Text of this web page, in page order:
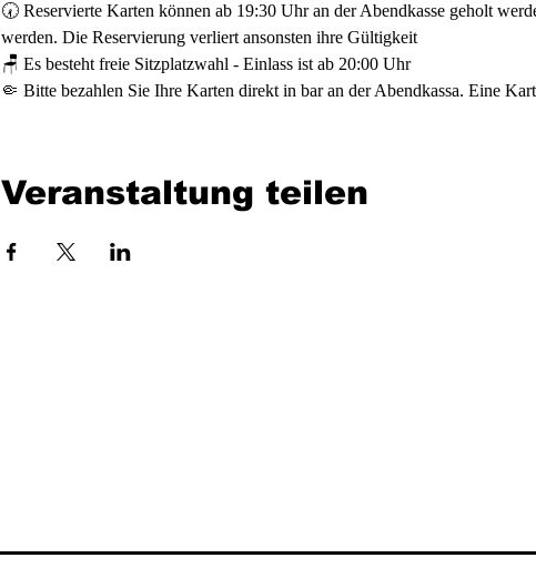
🕢 Reservierte Karten können ab 19:30 Uhr an der Abendkasse geholt
werden. Die Reservierung verliert ansonsten ihre Gültigkeit
🪑 Es besteht freie Sitzplatzwahl - Einlass ist ab 20:00 Uhr
🤏 Bitte bezahlen Sie Ihre Karten direkt in bar an der Abendkassa. Eine
Veranstaltung teilen